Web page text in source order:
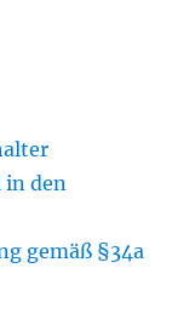
den
gemäß §34a